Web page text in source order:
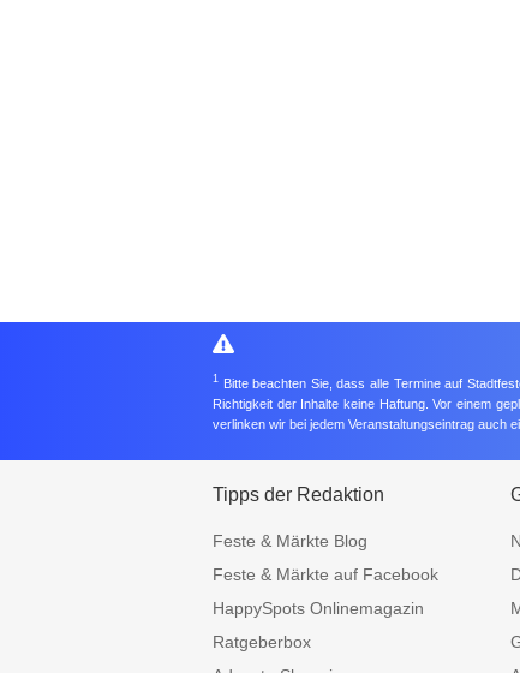
1 Bitte beachten Sie, dass alle Termine auf
Richtigkeit der Inhalte keine Haftung. Vor einem
verlinken wir bei jedem Veranstaltungseintrag auch
Tipps der Redaktion
Feste & Märkte Blog
Feste & Märkte auf Facebook
HappySpots Onlinemagazin
Ratgeberbox